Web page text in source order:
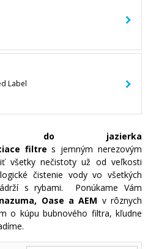
Label
do jazierka
filtres jemným nerezovým
všetky nečistoty už od veľkosti
čistenie vody vo všetkých
s rybami. Ponúkame Vám
Oase a AEM v rôznych
o kúpu bubnového filtra, kľudne